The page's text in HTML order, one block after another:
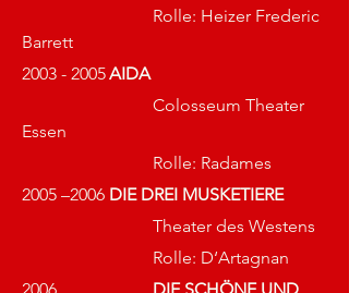
Barrett
AIDA
Essen
			Rolle: Radames
DIE DREI MUSKETIERE
			Theater des Westens
			Rolle: D‘Artagnan